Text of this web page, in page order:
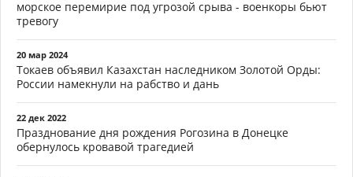
морское перемирие под угрозой срыва - военкоры бьют
тревогу
20 мар 2024
Токаев объявил Казахстан наследником Золотой Орды:
России намекнули на рабство и дань
22 дек 2022
Празднование дня рождения Рогозина в Донецке
обернулось кровавой трагедией